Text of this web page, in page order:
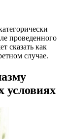
проведенного
сказать как
случае.
условиях